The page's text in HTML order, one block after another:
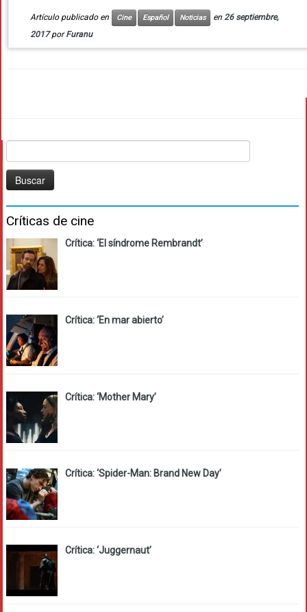
Artículo publicado en Cine Español Noticias en 26 septiembre,
2017 porFuranu
Críticas de cine
Crítica: ‘El síndrome Rembrandt’
Crítica: ‘En mar abierto’
Crítica: ‘Mother Mary’
Crítica: ‘Spider-Man: Brand New Day’
Crítica: ‘Juggernaut’